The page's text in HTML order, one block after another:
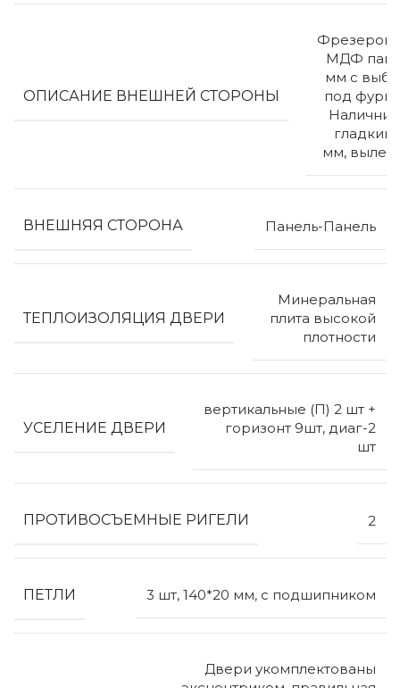
ОПИСАНИЕ ВНЕШНЕЙ СТОРОНЫ
МДФ
мм с
под
гладкий
мм, вылет
ВНЕШНЯЯ СТОРОНА Панель-Панель
ТЕПЛОИЗОЛЯЦИЯ ДВЕРИ
Минеральная
плита высокой
плотности
УСЕЛЕНИЕ ДВЕРИ
вертикальные (П) 2 шт +
горизонт 9шт, диаг-2
шт
ПРОТИВОСЪЕМНЫЕ РИГЕЛИ 2
ПЕТЛИ 3 шт, 140*20 мм, с подшипником
Двери укомплектованы